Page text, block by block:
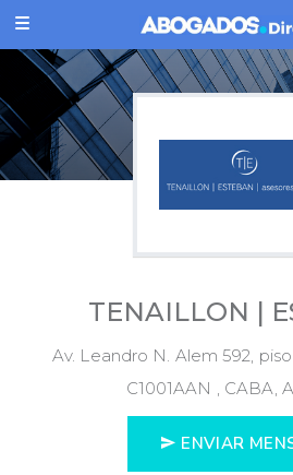
TENAILLON |
Av. Leandro N. Alem 592, piso
C1001AAN , CABA,
ENVIAR